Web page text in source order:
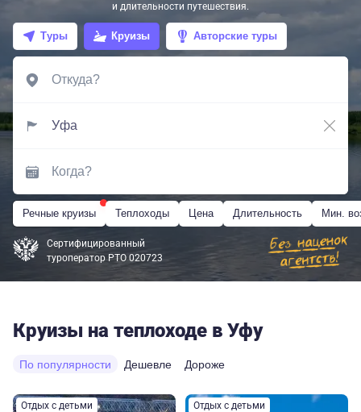
и длительности путешествия.
Туры Круизы Авторские туры
Речные круизы Теплоходы Цена Длительность Мин.
Сертифицированный
туроператор РТО 020723
Круизы на теплоходе в Уфу
По популярности Дешевле Дороже
Отдых с детьми Отдых с детьми